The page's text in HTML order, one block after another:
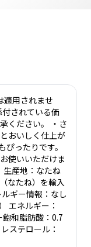
適用されませ
されている価
ください。 ・さ
おいしく仕上が
ったりです。
使いいただけま
生産地：なたね
なたね）を輸入
ギー情報：なし
エネルギー：
和脂肪酸：0.7
ステロール：